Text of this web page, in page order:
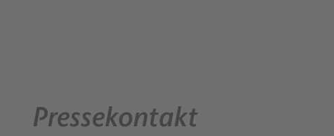
Pressekontakt